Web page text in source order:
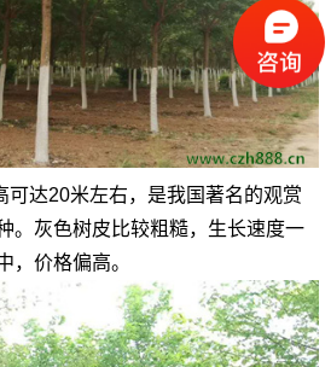
达20米左右，是我国著名的观赏
。灰色树皮比较粗糙，生长速度一
，价格偏高。